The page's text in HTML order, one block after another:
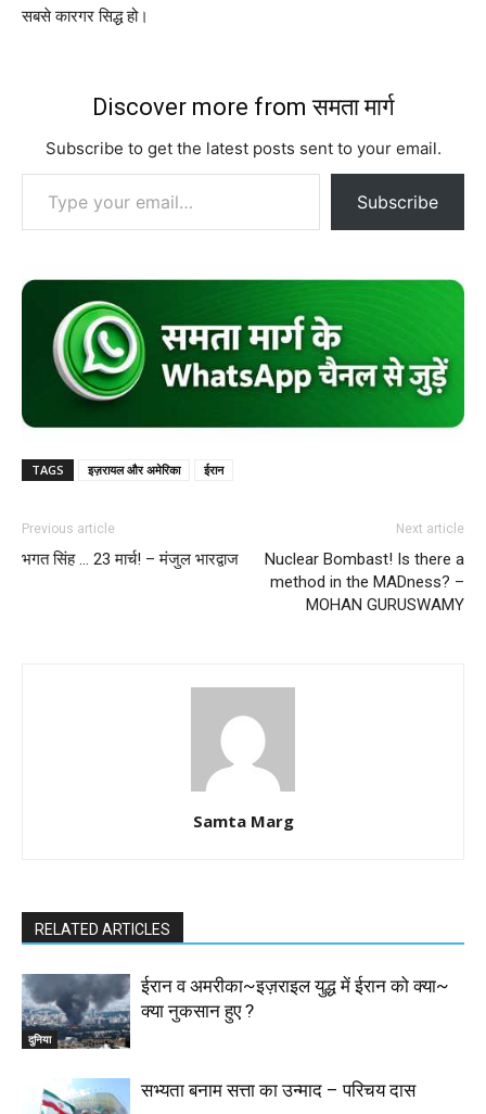
सबसे कारगर सिद्ध हो।
Discover more from समता मार्ग
Subscribe to get the latest posts sent to your email.
Type your email…
Subscribe
TAGS इज़रायल और अमेरिका ईरान
Previous article
भगत सिंह … 23 मार्च! – मंजुल भारद्वाज
Next article
Nuclear Bombast! Is there a
method in the MADness? –
MOHAN GURUSWAMY
Samta Marg
RELATED ARTICLES
दुनिया
ईरान व अमरीका~इज़राइल युद्ध में ईरान को क्या~
क्या नुकसान हुए ?
सभ्यता बनाम सत्ता का उन्माद – परिचय दास